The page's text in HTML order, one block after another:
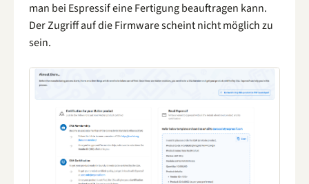
man bei Espressif eine Fertigung beauftragen kann.
Der Zugriff auf die Firmware scheint nicht möglich zu
sein.